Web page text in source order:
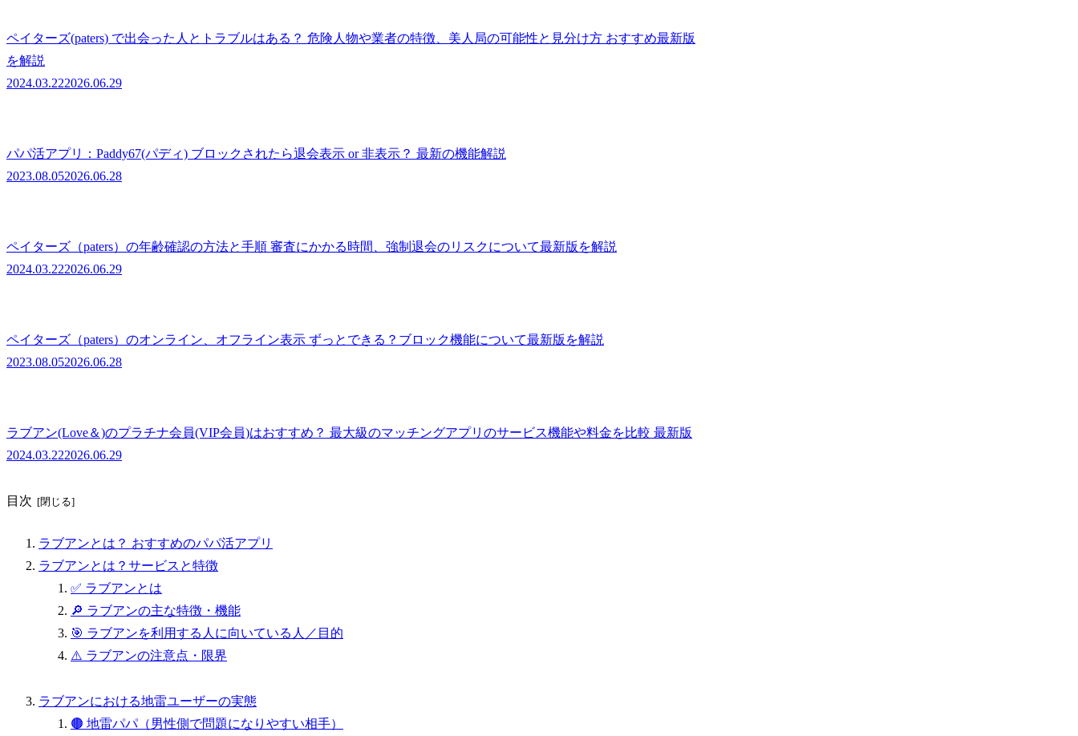
ペイターズ(paters) で出会った人とトラブルはある？ 危険人物や業者の特徴、美人局の可能性と見分け方 おすすめ最新版
を解説
2024.03.222026.06.29
パパ活アプリ：Paddy67(パディ) ブロックされたら退会表示 or 非表示？ 最新の機能解説
2023.08.052026.06.28
ペイターズ（paters）の年齢確認の方法と手順 審査にかかる時間、強制退会のリスクについて最新版を解説
2024.03.222026.06.29
ペイターズ（paters）のオンライン、オフライン表示 ずっとできる？ブロック機能について最新版を解説
2023.08.052026.06.28
ラブアン(Love＆)のプラチナ会員(VIP会員)はおすすめ？ 最大級のマッチングアプリのサービス機能や料金を比較 最新版
2024.03.222026.06.29
目次
ラブアンとは？ おすすめのパパ活アプリ
ラブアンとは？サービスと特徴
✅ ラブアンとは
🔎 ラブアンの主な特徴・機能
🎯 ラブアンを利用する人に向いている人／目的
⚠️ ラブアンの注意点・限界
ラブアンにおける地雷ユーザーの実態
🟤 地雷パパ（男性側で問題になりやすい相手）